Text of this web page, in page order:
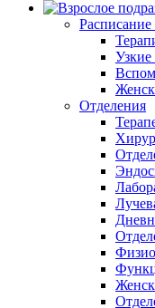
Расписание
Отделения